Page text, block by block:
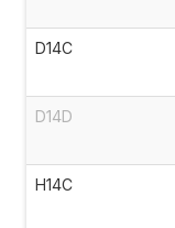
D14C
D14D
H14C